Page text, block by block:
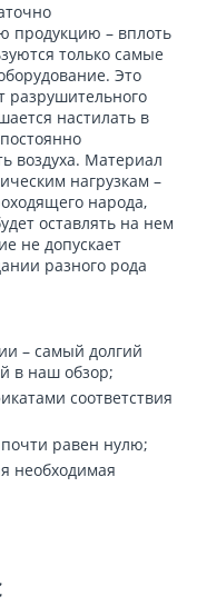
продукцию – вплоть
только самые
Это
разрушительного
настилать в
воздуха. Материал
нагрузкам –
народа,
оставлять на нем
не допускает
разного рода
– самый долгий
в наш обзор;
соответствия
равен нулю;
необходимая